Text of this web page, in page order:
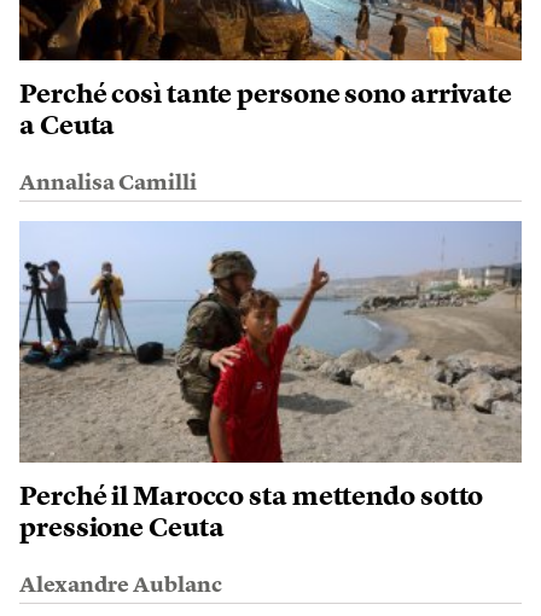
Perché così tante persone sono arrivate
a Ceuta
Annalisa Camilli
Perché il Marocco sta mettendo sotto
pressione Ceuta
Alexandre Aublanc